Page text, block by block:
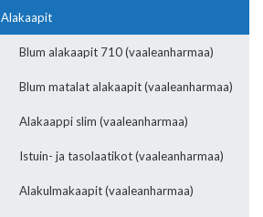
Alakaapit
Blum alakaapit 710 (vaaleanharmaa)
Blum matalat alakaapit (vaaleanharmaa)
Alakaappi slim (vaaleanharmaa)
Istuin- ja tasolaatikot (vaaleanharmaa)
Alakulmakaapit (vaaleanharmaa)